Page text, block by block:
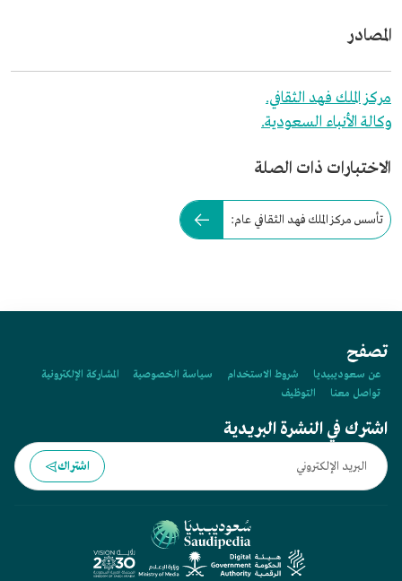
المصادر
مركز الملك فهد الثقافي.
وكالة الأنباء السعودية.
الاختبارات ذات الصلة
تأسس مركز الملك فهد الثقافي عام:
تصفح
عن سعوديبيديا شروط الاستخدام سياسة الخصوصية
المشاركة الإلكترونية
تواصل معنا
التوظيف
اشترك في النشرة البريدية
اشتراك